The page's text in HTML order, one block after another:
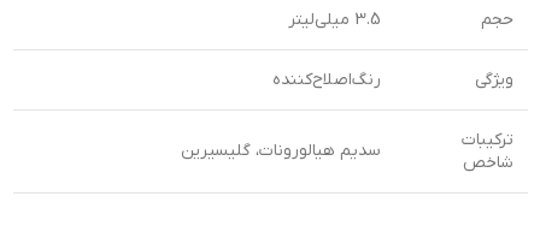
حجم 3.5 میلی‌لیتر
ویژگی رنگ‌اصلاح‌کننده
ترکیبات
شاخص
سدیم هیالورونات، گلیسیرین